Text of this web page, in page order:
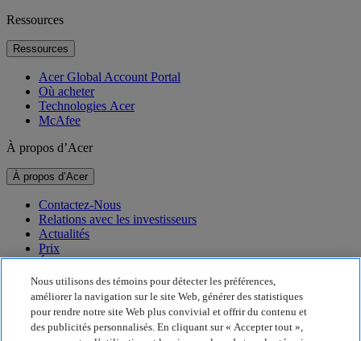
Ressources
Ressources
Acer Global Account Portal
Où acheter
Technologies Acer
McAfee
À propos d’Acer
À propos d’Acer
Contactez-Nous
Relations avec les investisseurs
Actualités
Prix
Événements
Durabilité
Durabilité
Nous utilisons des témoins pour détecter les préférences,
améliorer la navigation sur le site Web, générer des statistiques
pour rendre notre site Web plus convivial et offrir du contenu et
des publicités personnalisés. En cliquant sur « Accepter tout »,